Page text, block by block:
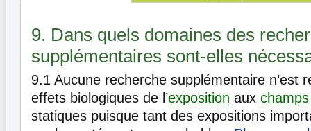
9. Dans quels domaines des
supplémentaires sont-elles
9.1 Aucune recherche supplémentaire n’est
effets biologiques de l’exposition aux
statiques puisque tant des expositions